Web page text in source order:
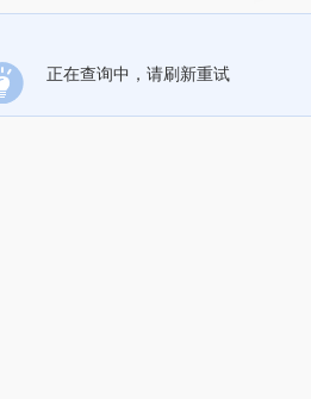
正在查询中，请刷新重试